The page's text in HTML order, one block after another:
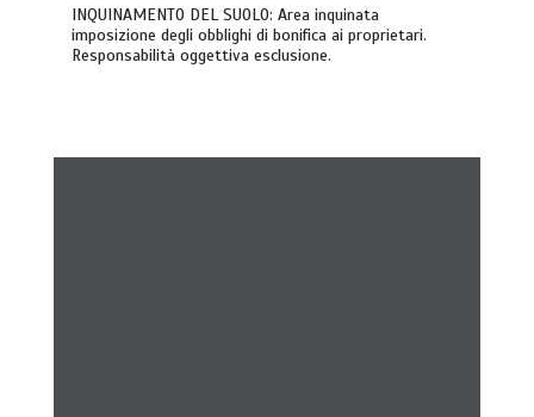
INQUINAMENTO DEL SUOLO: Area inquinata
imposizione degli obblighi di bonifica ai proprietari.
Responsabilità oggettiva esclusione.